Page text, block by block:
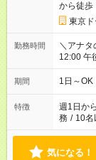
から徒歩
東京
勤務時間
＼アナタの希
12:00 午後だけ！ ・20:00～23:00 がっつり！ ・6:30～23:00 ・
12:00～21:00
り異なり
期間 1日～
特徴 週1日か
務 / 10名
気になる！